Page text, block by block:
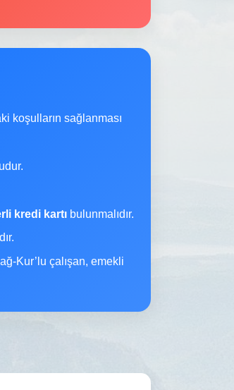
koşulların sağlanması
kredi kartı bulunmalıdır.
Kur’lu çalışan, emekli